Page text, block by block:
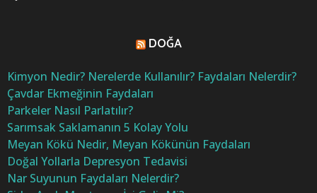
DOĞA
Kimyon Nedir? Nerelerde Kullanılır? Faydaları Nelerdir?
Çavdar Ekmeğinin Faydaları
Parkeler Nasıl Parlatılır?
Sarımsak Saklamanın 5 Kolay Yolu
Meyan Kökü Nedir, Meyan Kökünün Faydaları
Doğal Yollarla Depresyon Tedavisi
Nar Suyunun Faydaları Nelerdir?